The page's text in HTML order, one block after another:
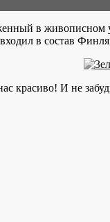
в живописном
в состав
красиво! И не